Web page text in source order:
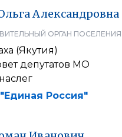
Александровна
ОРГАН ПОСЕЛЕНИЯ
(Якутия)
депутатов МО
Россия"